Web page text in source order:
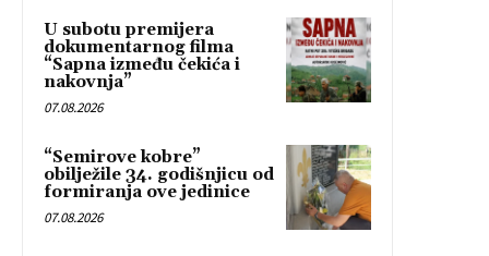
U subotu premijera
dokumentarnog filma
“Sapna između čekića i
nakovnja”
07.08.2026
“Semirove kobre”
obilježile 34. godišnjicu od
formiranja ove jedinice
07.08.2026